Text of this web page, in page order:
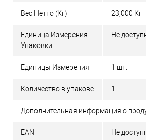
Вес Нетто (Кг) 23,000 Кг
Единица Измерения
Упаковки
Не
Единицы Измерения 1 шт.
Количество в упакове 1
Дополнительная информация о
EAN Не